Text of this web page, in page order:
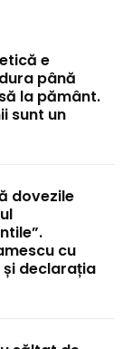
e
până
la pământ.
sunt un
dovezile
cu
declarația